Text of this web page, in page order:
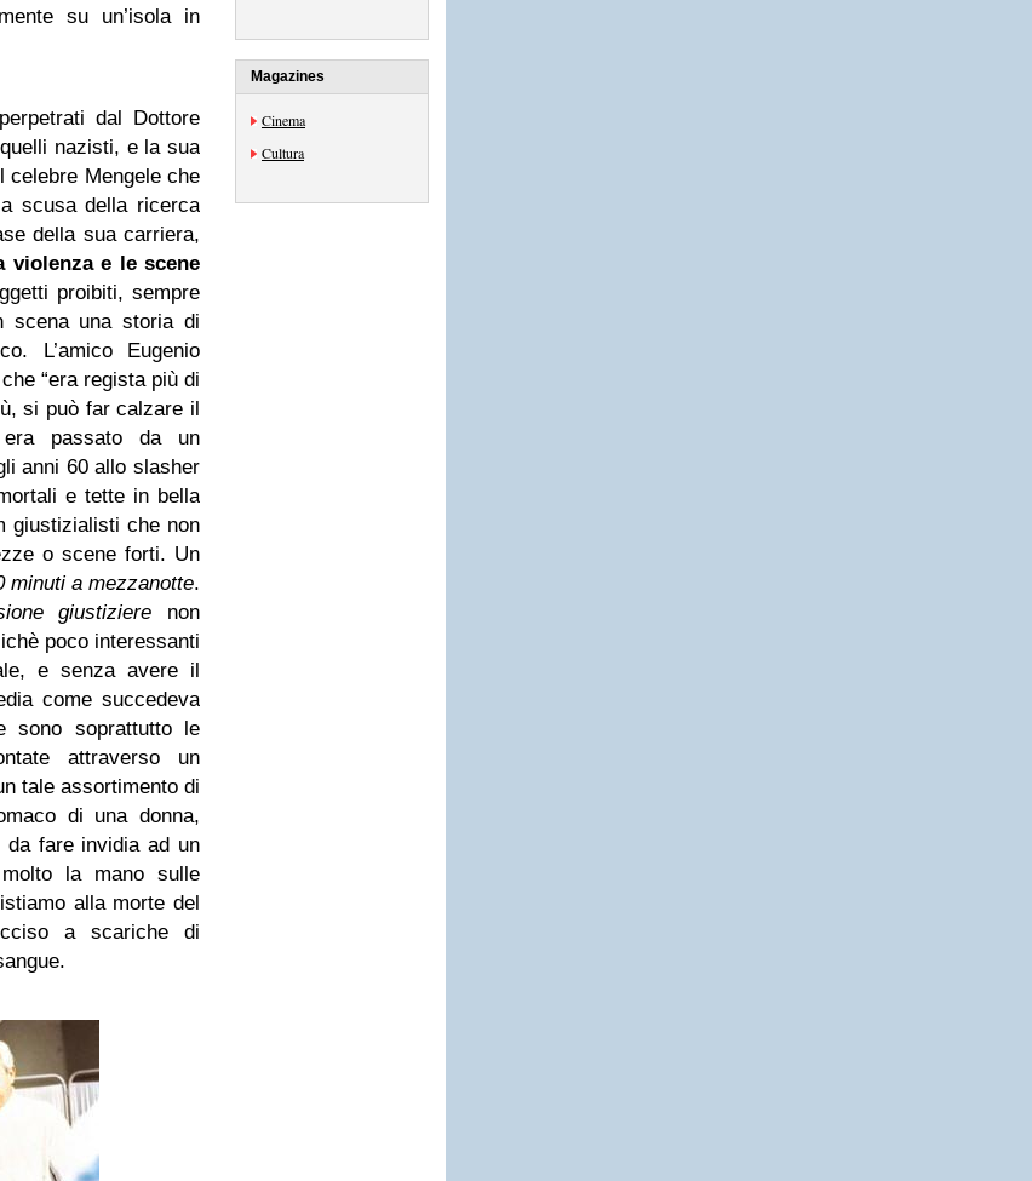
su un’isola in
dal Dottore
nazisti, e la sua
celebre Mengele che
scusa della ricerca
della sua carriera,
violenza e le scene
proibiti, sempre
scena una storia di
L’amico Eugenio
“era regista più di
si può far calzare il
era passato da un
anni 60 allo slasher
e tette in bella
giustizialisti che non
o scene forti. Un
minuti a mezzanotte.
giustiziere non
poco interessanti
e senza avere il
come succedeva
sono soprattutto le
attraverso un
tale assortimento di
di una donna,
fare invidia ad un
la mano sulle
alla morte del
a scariche di
Magazines
Cinema
Cultura